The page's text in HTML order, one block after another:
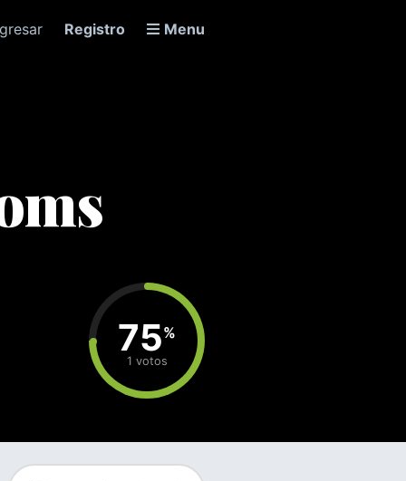
Registro Menu
75%
1 votos